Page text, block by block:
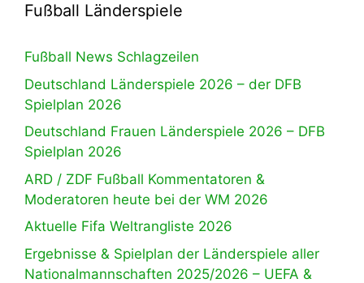
Fußball Länderspiele
Fußball News Schlagzeilen
Deutschland Länderspiele 2026 – der DFB
Spielplan 2026
Deutschland Frauen Länderspiele 2026 – DFB
Spielplan 2026
ARD / ZDF Fußball Kommentatoren &
Moderatoren heute bei der WM 2026
Aktuelle Fifa Weltrangliste 2026
Ergebnisse & Spielplan der Länderspiele aller
Nationalmannschaften 2025/2026 – UEFA &